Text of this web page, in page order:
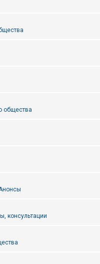
общества
консультации